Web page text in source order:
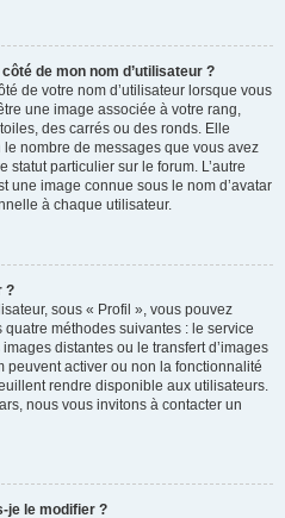
de mon nom d’utilisateur ?
de votre nom d’utilisateur lorsque vous
une image associée à votre rang,
des carrés ou des ronds. Elle
nombre de messages que vous avez
particulier sur le forum. L’autre
une image connue sous le nom d’avatar
à chaque utilisateur.
?
sous « Profil », vous pouvez
méthodes suivantes : le service
distantes ou le transfert d’images
peuvent activer ou non la fonctionnalité
rendre disponible aux utilisateurs.
nous vous invitons à contacter un
je le modifier ?